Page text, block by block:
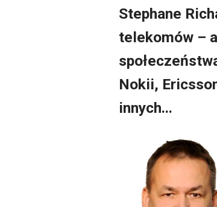
Stephane
telekomów –
Nokii,
innych...